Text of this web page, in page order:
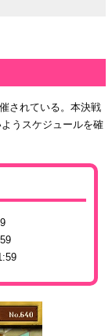
されている。本決戦
うスケジュールを確